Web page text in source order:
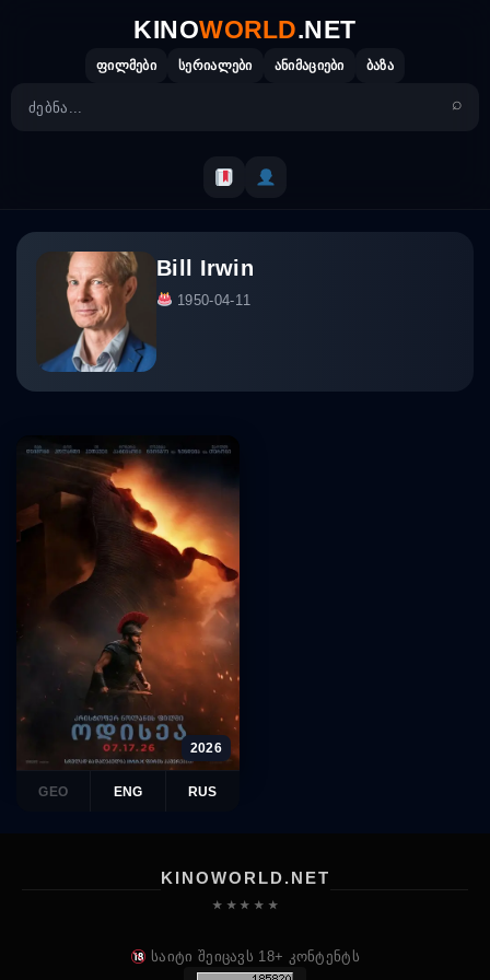
KINOWORLD.NET
ფილმები სერიალები ანიმაციები ბაზა
Bill Irwin
1950-04-11
2026
GEO ENG RUS
KINOWORLD.NET
★ ★ ★ ★ ★
საიტი შეიცავს 18+ კონტენტს